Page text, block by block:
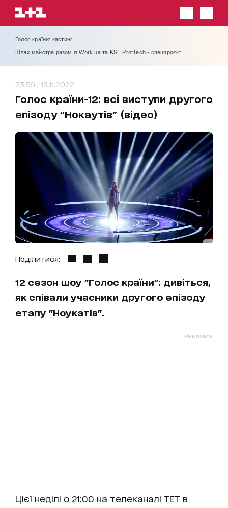
Голос країни: кастинг
Шлях майстра разом із Work.ua та KSE ProfTech - спецпроєкт
23:59 | 13.11.2022
Голос країни-12: всі виступи другого
епізоду "Нокаутів" (відео)
Поділитися:
12 сезон шоу "Голос країни": дивіться,
як співали учасники другого епізоду
етапу "Ноукатів".
Реклама
Цієї неділі о 21:00 на телеканалі ТЕТ в